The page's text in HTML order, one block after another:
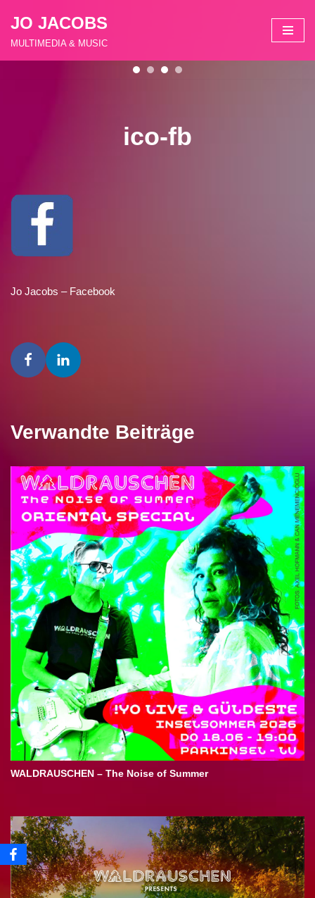
Zum
JO JACOBS
MULTIMEDIA & MUSIC
ico-fb
Jo Jacobs – Facebook
Verwandte Beiträge
WALDRAUSCHEN – The Noise of Summer